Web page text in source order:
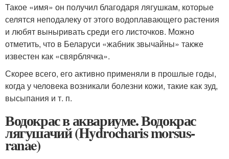
Такое «имя» он получил благодаря лягушкам, которые
селятся неподалеку от этого водоплавающего растения
и любят выныривать среди его листочков. Можно
отметить, что в Беларуси «жабник звычайны» также
известен как «свярблячка».
Скорее всего, его активно применяли в прошлые годы,
когда у человека возникали болезни кожи, такие как зуд,
высыпания и т. п.
Водокрас в аквариуме. Водокрас
лягушачий (Hydrocharis morsus-
ranae)